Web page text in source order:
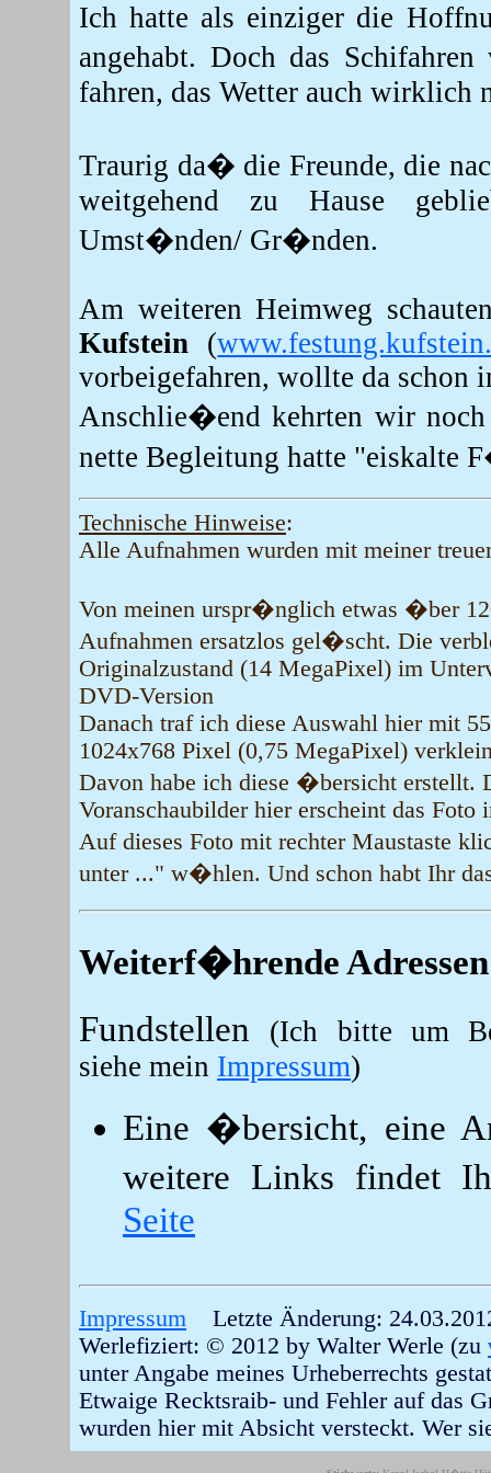
Ich hatte als einziger die
angehabt. Doch das
fahren, das Wetter auch wirklich
Traurig da� die Freunde, die
weitgehend zu Hause
Umst�nden/ Gr�nden.
Am weiteren Heimweg
Kufstein (
vorbeigefahren, wollte da schon
Anschlie�end kehrten wir
nette Begleitung hatte "eiskalte
Technische Hinweise:
Alle Aufnahmen wurden mit meiner
Von meinen urspr�nglich etwas �ber
Aufnahmen ersatzlos gel�scht. Die
Originalzustand (14 MegaPixel) im
DVD-Version
Danach traf ich diese Auswahl hier mit
1024x768 Pixel (0,75 MegaPixel)
Davon habe ich diese �bersicht erstellt.
Voranschaubilder hier erscheint das Foto
Auf dieses Foto mit rechter Maustaste
unter ..." w�hlen. Und schon habt Ihr
Weiterf�hrende
Fundstellen
(Ich bitte um
siehe mein Impressum)
Eine �bersicht, eine
weitere Links findet
Seite
Impressum Letzte Änderung:
Werlefiziert: © 2012 by Walter Werle (zu
unter Angabe meines Urheberrechts
Etwaige Recktsraib- und Fehler auf das
wurden hier mit Absicht versteckt. Wer